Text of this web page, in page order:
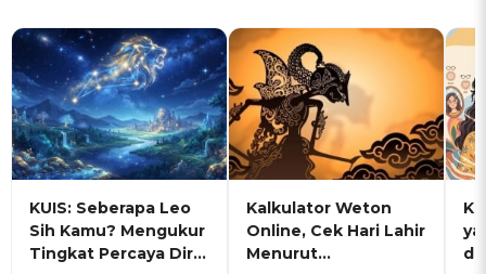
KUIS: Seberapa Leo
Sih Kamu? Mengukur
Tingkat Percaya Diri
Kalkulator Weton
Online, Cek Hari Lahir
Menurut